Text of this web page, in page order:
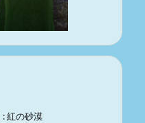
:紅の砂漠